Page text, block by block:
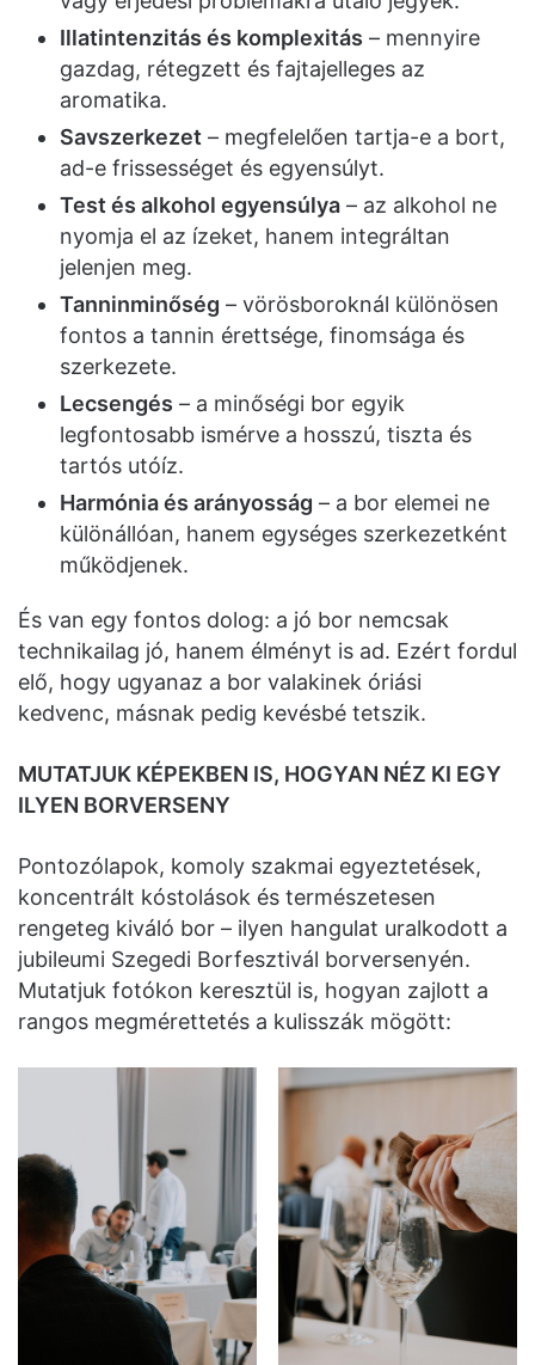
Illatintenzitás és komplexitás – mennyire
gazdag, rétegzett és fajtajelleges az
aromatika.
Savszerkezet – megfelelően tartja-e a bort,
ad-e frissességet és egyensúlyt.
Test és alkohol egyensúlya – az alkohol ne
nyomja el az ízeket, hanem integráltan
jelenjen meg.
Tanninminőség – vörösboroknál különösen
fontos a tannin érettsége, finomsága és
szerkezete.
Lecsengés – a minőségi bor egyik
legfontosabb ismérve a hosszú, tiszta és
tartós utóíz.
Harmónia és arányosság – a bor elemei ne
különállóan, hanem egységes szerkezetként
működjenek.
És van egy fontos dolog: a jó bor nemcsak
technikailag jó, hanem élményt is ad. Ezért fordul
elő, hogy ugyanaz a bor valakinek óriási
kedvenc, másnak pedig kevésbé tetszik.
MUTATJUK KÉPEKBEN IS, HOGYAN NÉZ KI EGY
ILYEN BORVERSENY
Pontozólapok, komoly szakmai egyeztetések,
koncentrált kóstolások és természetesen
rengeteg kiváló bor – ilyen hangulat uralkodott a
jubileumi Szegedi Borfesztivál borversenyén.
Mutatjuk fotókon keresztül is, hogyan zajlott a
rangos megmérettetés a kulisszák mögött: